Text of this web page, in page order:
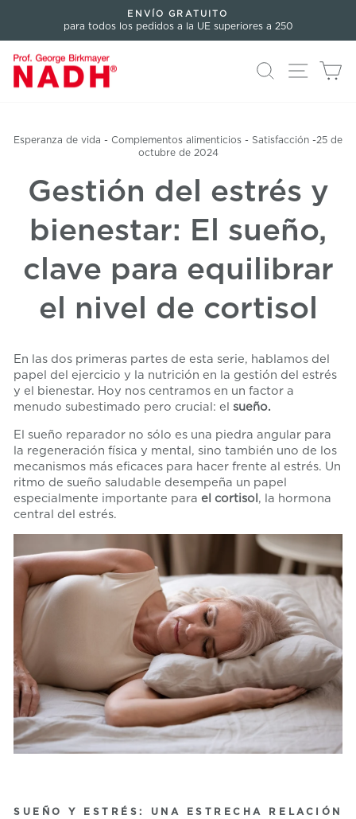
contenido
Pausar
ENVÍO GRATUITO
para todos los pedidos a la UE superiores a 250
Buscar en
Esperanza de vida - Complementos alimenticios - Satisfacción -25 de
octubre de 2024
Gestión del estrés y
bienestar: El sueño,
clave para equilibrar
el nivel de cortisol
En las dos primeras partes de esta serie, hablamos del
papel del ejercicio y la nutrición en la gestión del estrés
y el bienestar. Hoy nos centramos en un factor a
menudo subestimado pero crucial: el sueño.
El sueño reparador no sólo es una piedra angular para
la regeneración física y mental, sino también uno de los
mecanismos más eficaces para hacer frente al estrés. Un
ritmo de sueño saludable desempeña un papel
especialmente importante para el cortisol, la hormona
central del estrés.
SUEÑO Y ESTRÉS: UNA ESTRECHA RELACIÓN